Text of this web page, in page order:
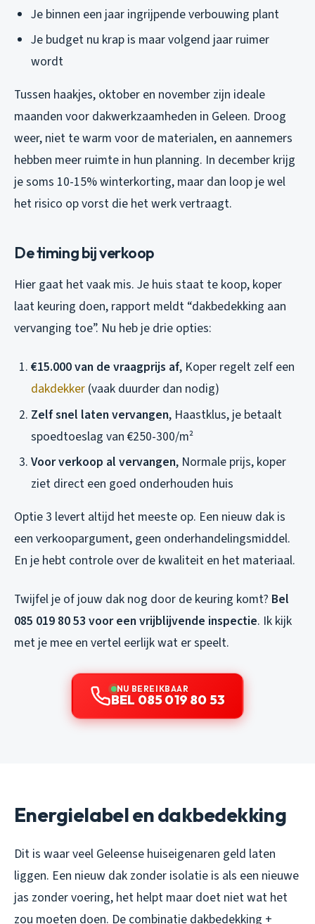
Je binnen een jaar ingrijpende verbouwing plant
Je budget nu krap is maar volgend jaar ruimer
wordt
Tussen haakjes, oktober en november zijn ideale
maanden voor dakwerkzaamheden in Geleen. Droog
weer, niet te warm voor de materialen, en aannemers
hebben meer ruimte in hun planning. In december krijg
je soms 10-15% winterkorting, maar dan loop je wel
het risico op vorst die het werk vertraagt.
De timing bij verkoop
Hier gaat het vaak mis. Je huis staat te koop, koper
laat keuring doen, rapport meldt “dakbedekking aan
vervanging toe”. Nu heb je drie opties:
€15.000 van de vraagprijs af, Koper regelt zelf een
dakdekker (vaak duurder dan nodig)
Zelf snel laten vervangen, Haastklus, je betaalt
spoedtoeslag van €250-300/m²
Voor verkoop al vervangen, Normale prijs, koper
ziet direct een goed onderhouden huis
Optie 3 levert altijd het meeste op. Een nieuw dak is
een verkoopargument, geen onderhandelingsmiddel.
En je hebt controle over de kwaliteit en het materiaal.
Twijfel je of jouw dak nog door de keuring komt? Bel
085 019 80 53 voor een vrijblijvende inspectie. Ik kijk
met je mee en vertel eerlijk wat er speelt.
NU BEREIKBAAR
BEL 085 019 80 53
Energielabel en dakbedekking
Dit is waar veel Geleense huiseigenaren geld laten
liggen. Een nieuw dak zonder isolatie is als een nieuwe
jas zonder voering, het helpt maar doet niet wat het
zou moeten doen. De combinatie dakbedekking +